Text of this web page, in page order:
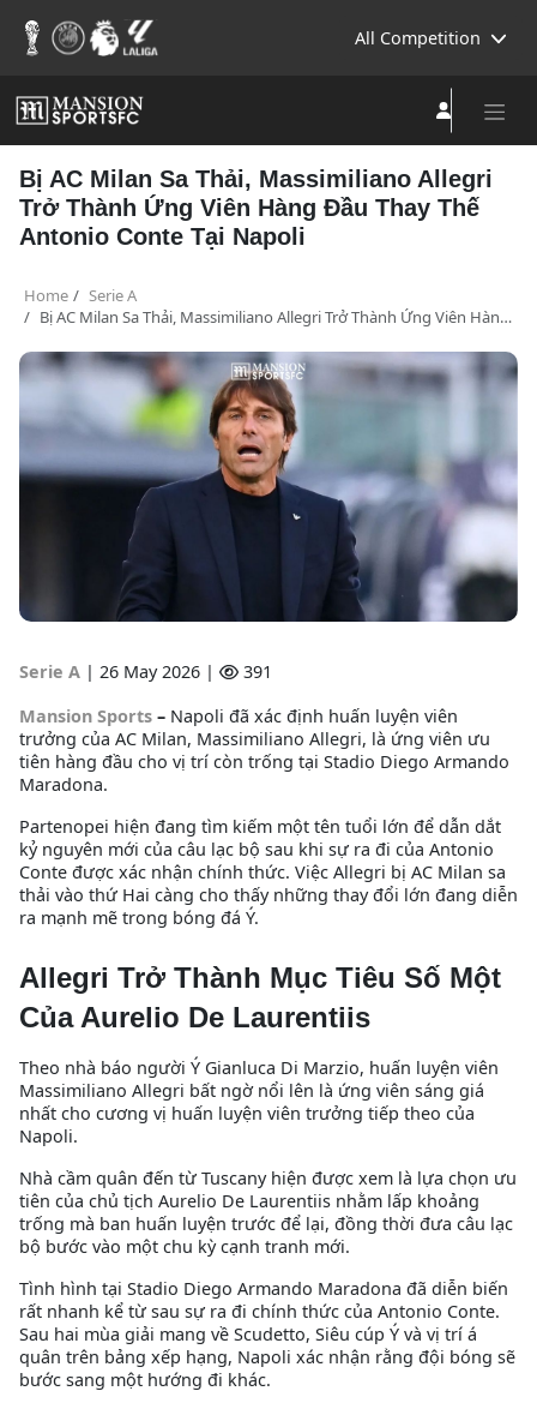
All Competition
Bị AC Milan Sa Thải, Massimiliano Allegri
Trở Thành Ứng Viên Hàng Đầu Thay Thế
Antonio Conte Tại Napoli
Home
Serie A
Bị AC Milan Sa Thải, Massimiliano Allegri Trở Thành Ứng Viên Hàng Đầu Thay Thế Antonio Conte Tại Napoli
Serie A | 26 May 2026 |
391
Mansion Sports – Napoli đã xác định huấn luyện viên
trưởng của AC Milan, Massimiliano Allegri, là ứng viên ưu
tiên hàng đầu cho vị trí còn trống tại Stadio Diego Armando
Maradona.
Partenopei hiện đang tìm kiếm một tên tuổi lớn để dẫn dắt
kỷ nguyên mới của câu lạc bộ sau khi sự ra đi của Antonio
Conte được xác nhận chính thức. Việc Allegri bị AC Milan sa
thải vào thứ Hai càng cho thấy những thay đổi lớn đang diễn
ra mạnh mẽ trong bóng đá Ý.
Allegri Trở Thành Mục Tiêu Số Một
Của Aurelio De Laurentiis
Theo nhà báo người Ý Gianluca Di Marzio, huấn luyện viên
Massimiliano Allegri bất ngờ nổi lên là ứng viên sáng giá
nhất cho cương vị huấn luyện viên trưởng tiếp theo của
Napoli.
Nhà cầm quân đến từ Tuscany hiện được xem là lựa chọn ưu
tiên của chủ tịch Aurelio De Laurentiis nhằm lấp khoảng
trống mà ban huấn luyện trước để lại, đồng thời đưa câu lạc
bộ bước vào một chu kỳ cạnh tranh mới.
Tình hình tại Stadio Diego Armando Maradona đã diễn biến
rất nhanh kể từ sau sự ra đi chính thức của Antonio Conte.
Sau hai mùa giải mang về Scudetto, Siêu cúp Ý và vị trí á
quân trên bảng xếp hạng, Napoli xác nhận rằng đội bóng sẽ
bước sang một hướng đi khác.